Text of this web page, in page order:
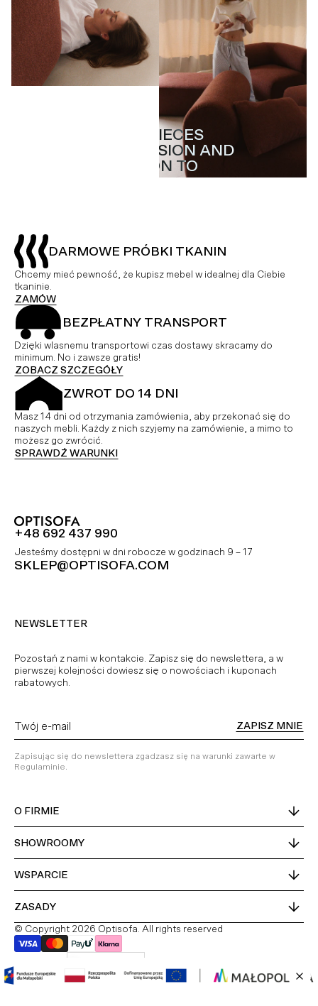
MASTERPIECES
WITH PASSION AND
ATTENTION TO
MASTERPIECES
WITH PASSION AND
ATTENTION TO
DARMOWE PRÓBKI TKANIN
Chcemy mieć pewność, że kupisz mebel w idealnej dla Ciebie
tkaninie.
ZAMÓW
BEZPŁATNY TRANSPORT
Dzięki wlasnemu transportowi czas dostawy skracamy do
minimum. No i zawsze gratis!
ZOBACZ SZCZEGÓŁY
ZWROT DO 14 DNI
Masz 14 dni od otrzymania zamówienia, aby przekonać się do
naszych mebli. Każdy z nich szyjemy na zamówienie, a mimo to
możesz go zwrócić.
SPRAWDŹ WARUNKI
+48 692 437 990
Jesteśmy dostępni w dni robocze w godzinach 9 – 17
SKLEP@OPTISOFA.COM
NEWSLETTER
Pozostań z nami w kontakcie. Zapisz się do newslettera, a w
pierwszej kolejności dowiesz się o nowościach i kuponach
rabatowych.
ZAPISZ MNIE
Zapisując się do newslettera zgadzasz się na warunki zawarte w
Regulaminie.
O FIRMIE
SHOWROOMY
WSPARCIE
ZASADY
© Copyright 2026 Optisofa. All rights reserved